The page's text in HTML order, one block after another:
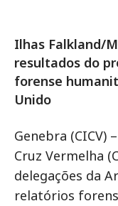
Ilhas Falkland/
resultados do
forense
Unido
Genebra (CICV)
Cruz Vermelha
delegações da
relatórios